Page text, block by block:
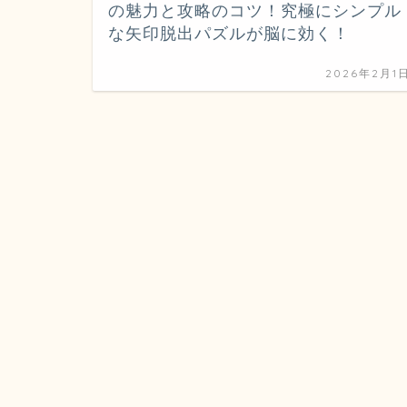
の魅力と攻略のコツ！究極にシンプル
な矢印脱出パズルが脳に効く！
2026年2月1日